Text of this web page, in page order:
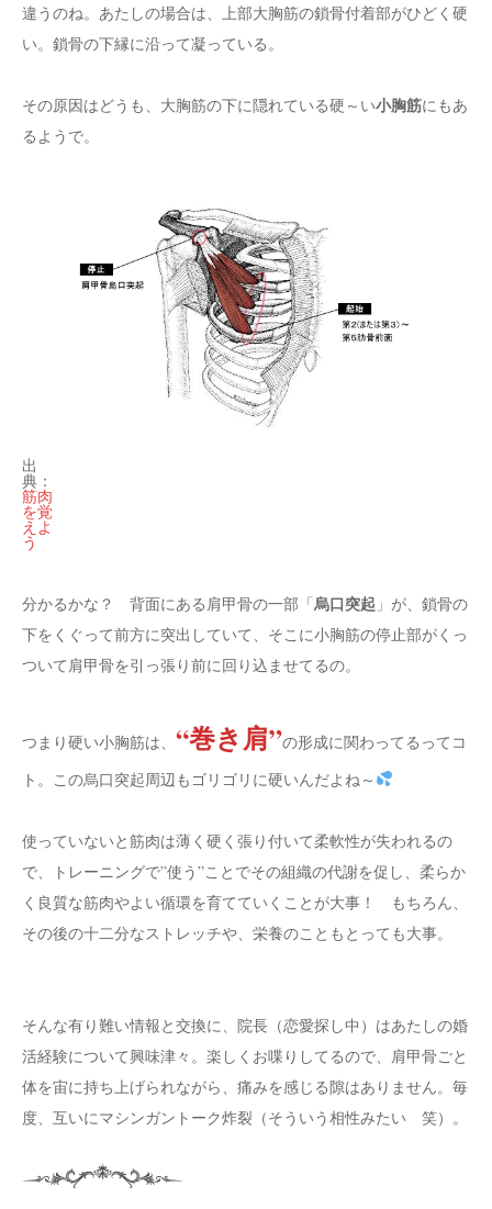
違うのね。あたしの場合は、上部大胸筋の鎖骨付着部がひどく硬
い。鎖骨の下縁に沿って凝っている。
その原因はどうも、大胸筋の下に隠れている硬～い小胸筋にもあ
るようで。
出
典：
筋肉
を覚
えよ
う
分かるかな？ 背面にある肩甲骨の一部「烏口突起 」が、鎖骨の
下をくぐって前方に突出していて、そこに小胸筋の停止部がくっ
ついて肩甲骨を引っ張り前に回り込ませてるの。
つまり硬い小胸筋は、 “巻き肩”の形成に関わってるってコ
ト。この烏口突起周辺もゴリゴリに硬いんだよね～
使っていないと筋肉は薄く硬く張り付いて柔軟性が失われるの
で、トレーニングで”使う”ことでその組織の代謝を促し、柔らか
く良質な筋肉やよい循環を育てていくことが大事！ もちろん、
その後の十二分なストレッチや、栄養のこともとっても大事。
そんな有り難い情報と交換に、院長（恋愛探し中）はあたしの婚
活経験について興味津々。楽しくお喋りしてるので、肩甲骨ごと
体を宙に持ち上げられながら、痛みを感じる隙はありません。毎
度、互いにマシンガントーク炸裂（そういう相性みたい 笑）。